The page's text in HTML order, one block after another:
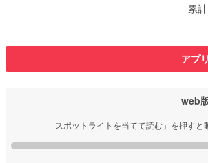
累計
アプ
web
「スポットライトを当てて読む」を押す